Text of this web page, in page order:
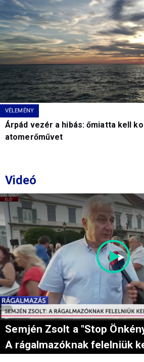
VÉLEMÉNY
Árpád vezér a hibás: őmiatta kell
atomerőművet
Videó
Semjén Zsolt a "Stop
A rágalmazóknak felelniük